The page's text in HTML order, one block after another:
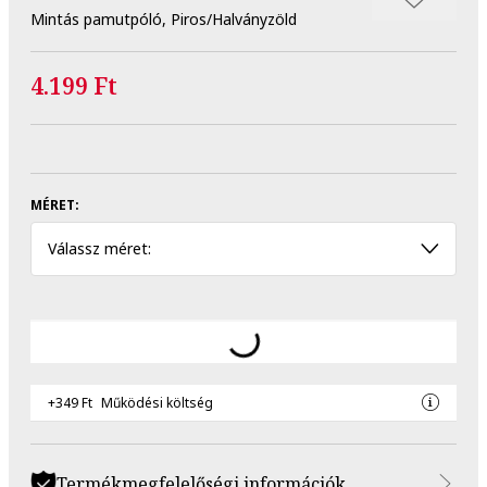
Mintás pamutpóló, Piros/Halványzöld
4.199 Ft
MÉRET:
Válassz méret:
+349 Ft Működési költség